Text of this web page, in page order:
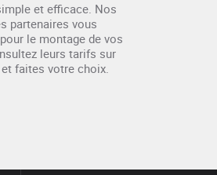
et efficace. Nos
partenaires vous
le montage de vos
leurs tarifs sur
et faites votre choix.